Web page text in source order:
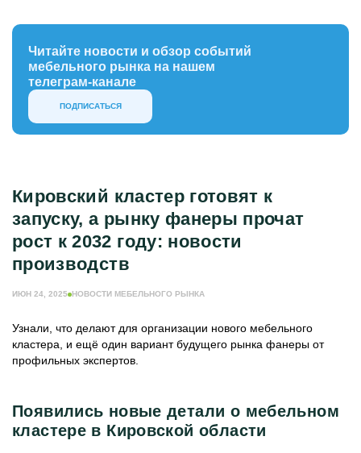
Читайте новости и обзор событий
мебельного рынка на нашем
телеграм-канале
ПОДПИСАТЬСЯ
Кировский кластер готовят к
запуску, а рынку фанеры прочат
рост к 2032 году: новости
производств
ИЮН 24, 2025 НОВОСТИ МЕБЕЛЬНОГО РЫНКА
Узнали, что делают для организации нового мебельного
кластера, и ещё один вариант будущего рынка фанеры от
профильных экспертов.
Появились новые детали о мебельном
кластере в Кировской области